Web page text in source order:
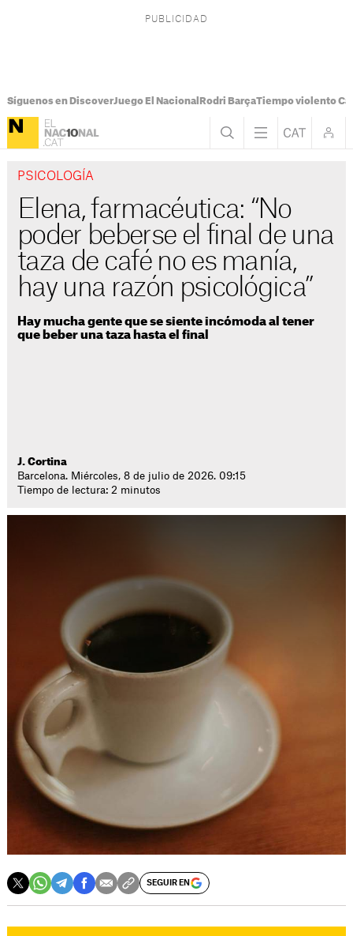
Síguenos en DiscoverJuego El Nacional Rodri BarçaTiempo violento
PSICOLOGÍA
Elena, farmacéutica: “No
poder beberse el final de una
taza de café no es manía,
hay una razón psicológica”
Hay mucha gente que se siente incómoda al tener
que beber una taza hasta el final
J. Cortina
Barcelona. Miércoles, 8 de julio de 2026. 09:15
Tiempo de lectura: 2 minutos
SEGUIR EN